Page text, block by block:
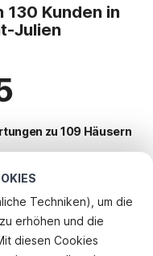
Techniken), um die
erhöhen und die
diesen Cookies
130 Kunden in
Julien
zu 109 Häusern
Urlaub
für den Urlaub
Telefonisch buchen